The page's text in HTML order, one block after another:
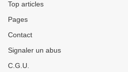
Top articles
Pages
Contact
Signaler un abus
C.G.U.